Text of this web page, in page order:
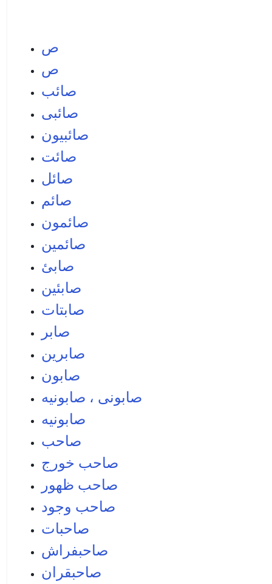
ص
ص
صائب
صائبی
صائبيون
صائت
صائل
صائم
صائمون
صائمين
صابئ
صابئين
صابتات
صابر
صابرين
صابون
صابونی ، صابونيه
صابونيه
صاحب
صاحب خورج
صاحب ظهور
صاحب وجود
صاحبات
صاحبفراش
صاحبقران